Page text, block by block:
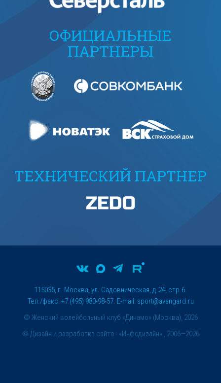
ОФИЦИАЛЬНЫЕ
ПАРТНЕРЫ
ТЕХНИЧЕСКИЙ ПАРТНЕР
© Женский волейбольный клуб «Динамо» (Москва), 2026
115035, г. Москва, ул. Садовническая, д.24, стр.6.
Тел./факс: +7 (495) 980-98-57. E-mail: sport@avangard.ru
© Дизайн и разработка сайта - «Инфодизайн» , 2006—2026